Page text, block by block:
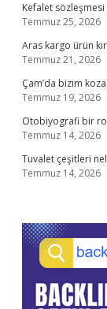
Kefalet sözleşmesi
Temmuz 25, 2026
Aras kargo ürün
Temmuz 21, 2026
Çam’da bizim
Temmuz 19, 2026
Otobiyografi bir
Temmuz 14, 2026
Tuvalet çeşitleri
Temmuz 14, 2026